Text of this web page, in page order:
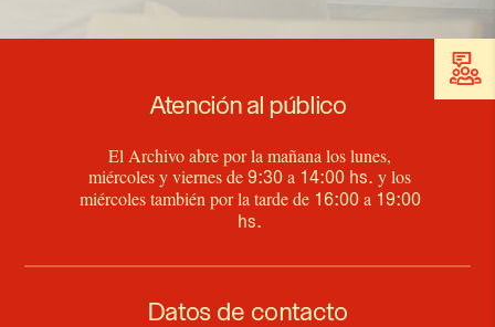
Atención al público
El Archivo abre por la mañana los lunes,
miércoles y viernes de9:30 a 14:00 hs. y los
miércoles también por la tarde de 16:00a 19:00
hs.
Datos de contacto